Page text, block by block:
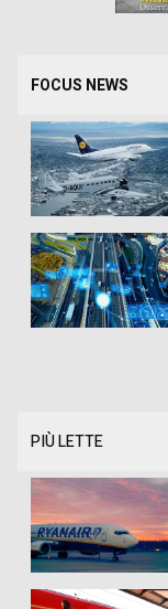
FOCUS NEWS
PIÙ LETTE